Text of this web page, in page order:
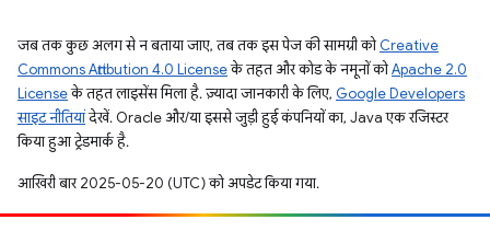
जब तक कुछ अलग से न बताया जाए, तब तक इस पेज की सामग्री कोCreative
Commons Attribution 4.0 Licenseके तहत और कोड के नमूनों कोApache 2.0
Licenseके तहत लाइसेंस मिला है. ज़्यादा जानकारी के लिए, Google Developers
साइट नीतियांदेखें. Oracle और/या इससे जुड़ी हुई कंपनियों का, Java एक रजिस्टर
किया हुआ ट्रेडमार्क है.
आखिरी बार 2025-05-20 (UTC) को अपडेट किया गया.